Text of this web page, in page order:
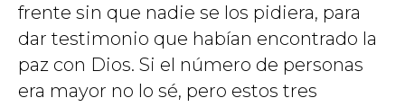
frente sin que nadie se los pidiera, para
dar testimonio que habían encontrado la
paz con Dios. Si el número de personas
era mayor no lo sé, pero estos tres